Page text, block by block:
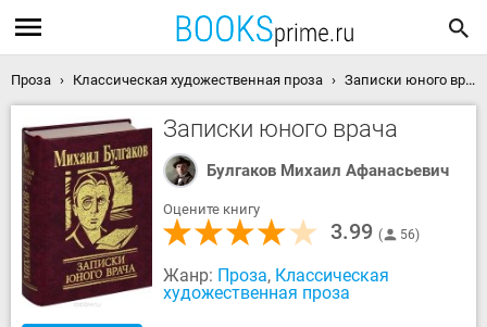
Проза Классическая художественная проза Записки юного врача скачать книгу
Записки юного врача
Булгаков Михаил Афанасьевич
Оцените книгу
3.99 56
Жанр: Проза, Классическая
художественная проза